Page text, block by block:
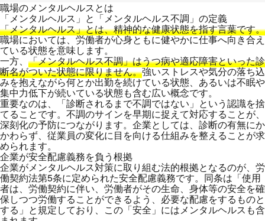
職場のメンタルヘルスとは
「メンタルヘルス」と「メンタルヘルス不調」の定義
「メンタルヘルス」とは、精神的な健康状態を指す言葉です。
職場においては、労働者が心身ともに健やかに仕事へ向き合え
ている状態を意味します。
一方、 「メンタルヘルス不調」はうつ病や適応障害といった診
断名がついた状態に限りません。強いストレスや気分の落ち込
みを抱えながら何とか出勤を続けている状態、あるいは不眠や
集中力低下が続いている状態も含む広い概念です。
重要なのは、「診断されるまで不調ではない」という認識を捨
てることです。不調のサインを早期に捉えて対応することが、
深刻化の予防につながります。企業としては、診断の有無にか
かわらず、従業員の変化に目を向ける仕組みを整えることが求
められます。
企業が安全配慮義務を負う根拠
企業がメンタルヘルス対策に取り組む法的根拠となるのが、労
働契約法第5条に定められた安全配慮義務です。同条は「使用
者は、労働契約に伴い、労働者がその生命、身体等の安全を確
保しつつ労働することができるよう、必要な配慮をするものと
する」と規定しており、この「安全」にはメンタルヘルスも含